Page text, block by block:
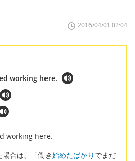
2016/04/01 02:04
working here.
working here.
合は、「働き始めたばかり でまだ